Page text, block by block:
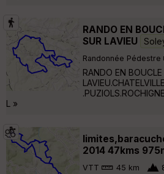
RANDO EN
SUR LAVIEU
Randonnée Pédestre
RANDO EN
L »
2014 47kms
VTT 45 km